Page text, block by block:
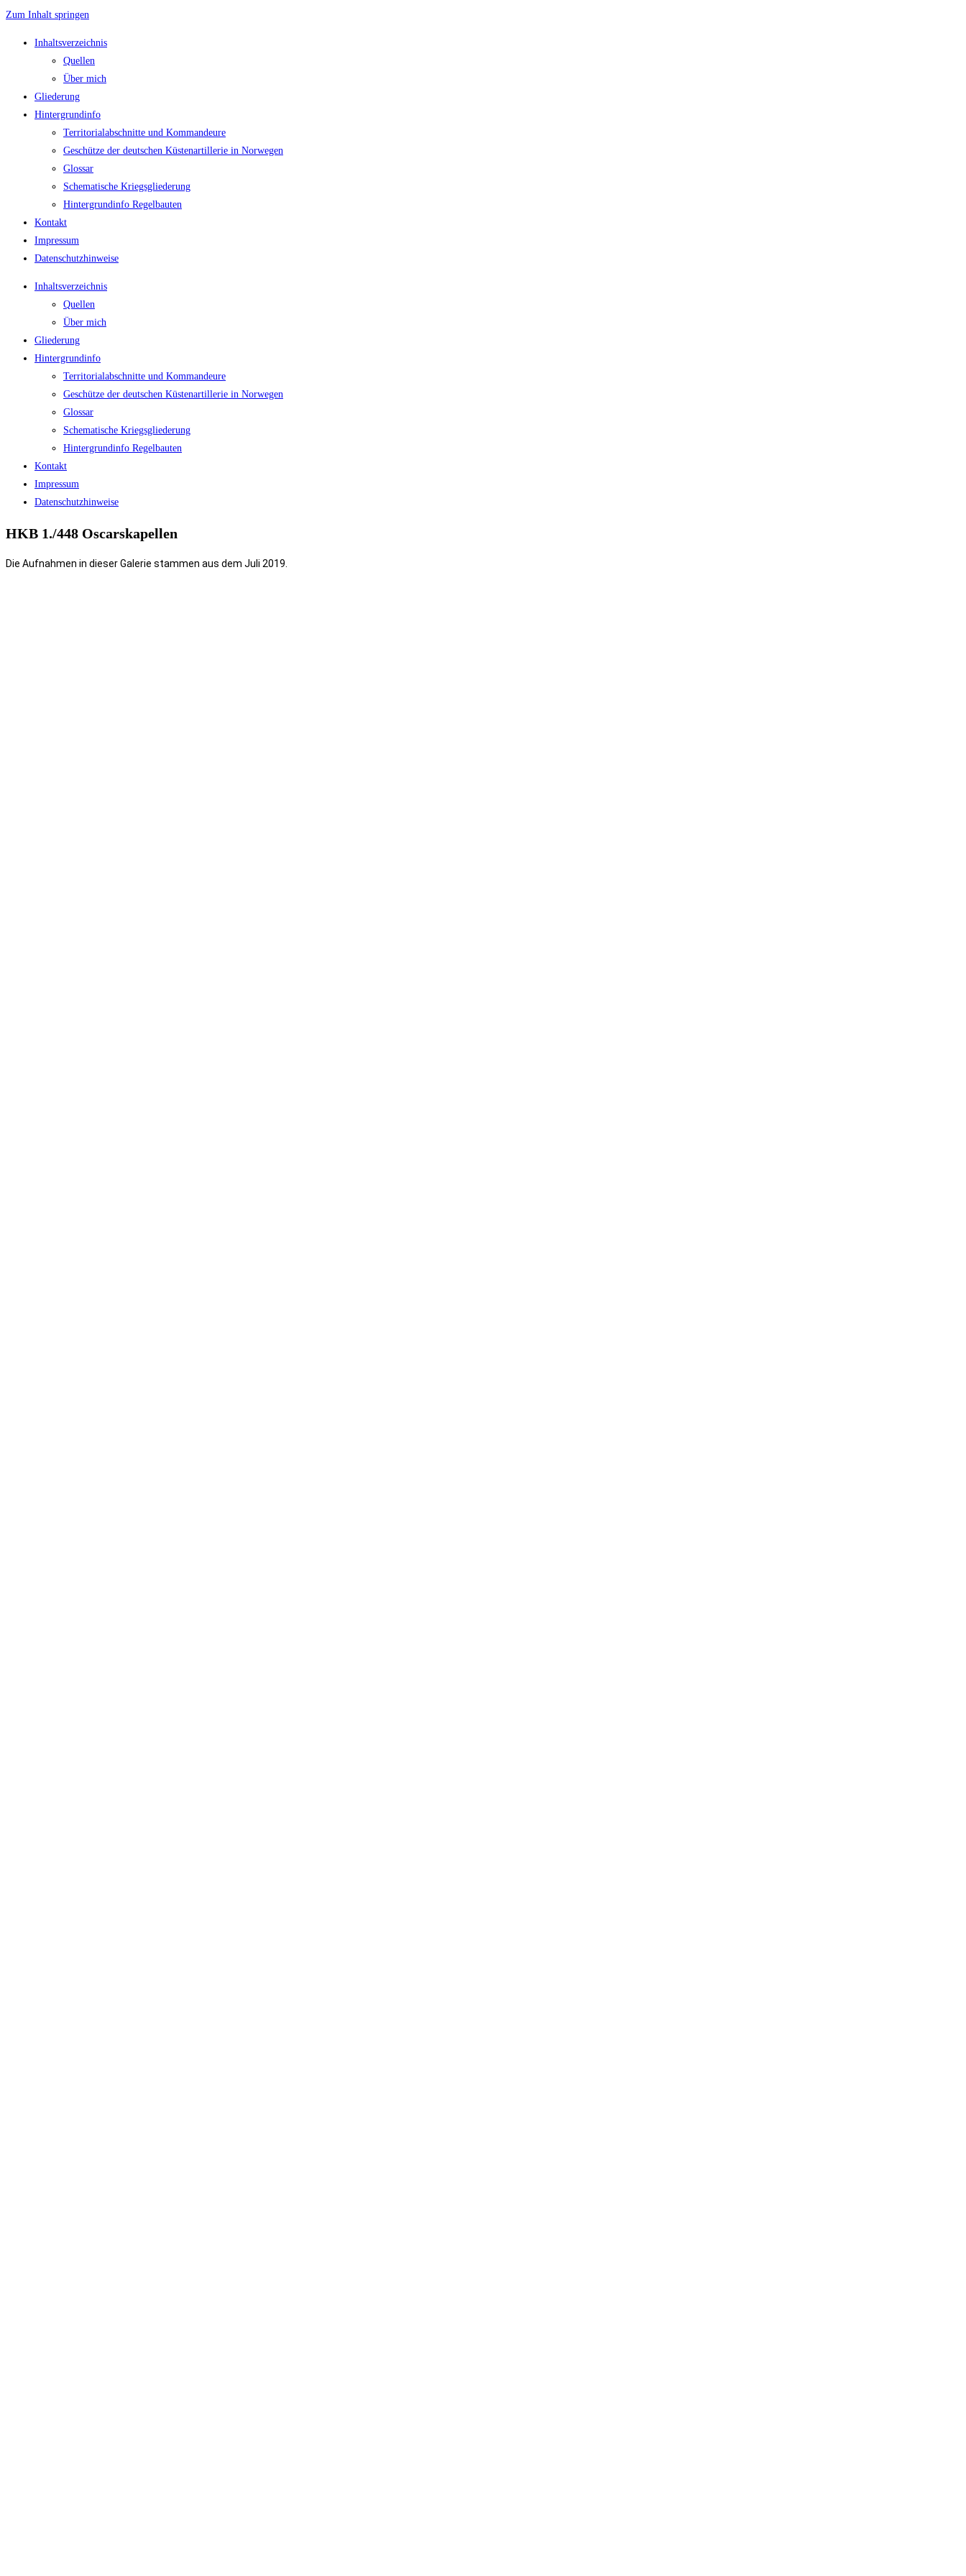
Zum Inhalt springen
Inhaltsverzeichnis
Quellen
Über mich
Gliederung
Hintergrundinfo
Territorialabschnitte und Kommandeure
Geschütze der deutschen Küstenartillerie in Norwegen
Glossar
Schematische Kriegsgliederung
Hintergrundinfo Regelbauten
Kontakt
Impressum
Datenschutzhinweise
Inhaltsverzeichnis
Quellen
Über mich
Gliederung
Hintergrundinfo
Territorialabschnitte und Kommandeure
Geschütze der deutschen Küstenartillerie in Norwegen
Glossar
Schematische Kriegsgliederung
Hintergrundinfo Regelbauten
Kontakt
Impressum
Datenschutzhinweise
HKB 1./448 Oscarskapellen
Die Aufnahmen in dieser Galerie stammen aus dem Juli 2019.